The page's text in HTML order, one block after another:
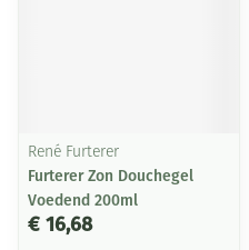
René Furterer
Furterer Zon Douchegel
Voedend 200ml
€ 16,68